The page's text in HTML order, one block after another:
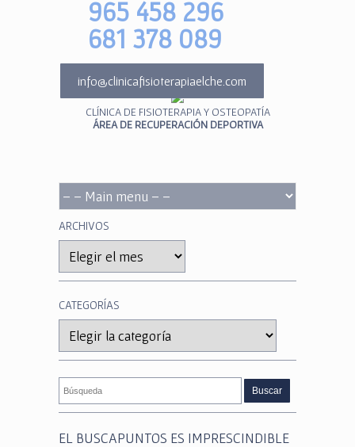
965 458 296
681 378 089
info@clinicafisioterapiaelche.com
CLÍNICA DE FISIOTERAPIA Y OSTEOPATÍA
ÁREA DE RECUPERACIÓN DEPORTIVA
ARCHIVOS
CATEGORÍAS
EL BUSCAPUNTOS ES IMPRESCINDIBLE